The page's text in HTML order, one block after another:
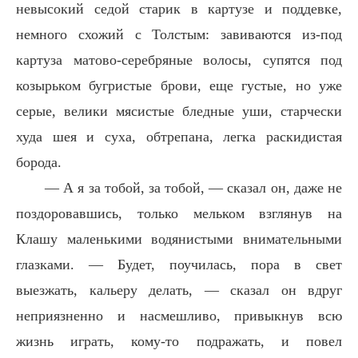
невысокий седой старик в картузе и поддевке,
немного схожий с Толстым: завиваются из-под
картуза матово-серебряные волосы, супятся под
козырьком бугристые брови, еще густые, но уже
серые, велики мясистые бледные уши, старчески
худа шея и суха, обтрепана, легка раскидистая
борода.
— А я за тобой, за тобой, — сказал он, даже не
поздоровавшись, только мельком взглянув на
Клашу маленькими водянистыми внимательными
глазками. — Будет, поучилась, пора в свет
выезжать, кальеру делать, — сказал он вдруг
неприязненно и насмешливо, привыкнув всю
жизнь играть, кому-то подражать, и повел